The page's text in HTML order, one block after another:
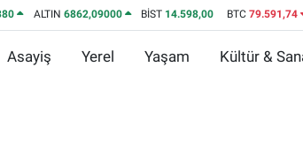
ALTIN 6862,09000 BİST 14.598,00 BTC 79.591,74
Asayiş Yerel Yaşam Kültür &